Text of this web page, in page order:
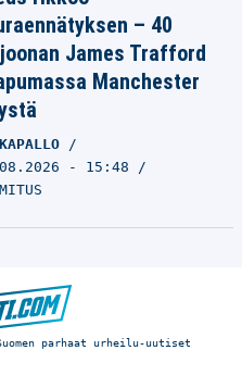
– 40
James Trafford
Manchester
- 15:48
parhaat urheilu-uutiset